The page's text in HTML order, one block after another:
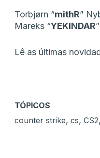
Torbjørn “⁠mithR⁠”
Mareks “⁠YEKINDAR⁠
Lê as últimas
TÓPICOS
counter strike, cs, CS2,